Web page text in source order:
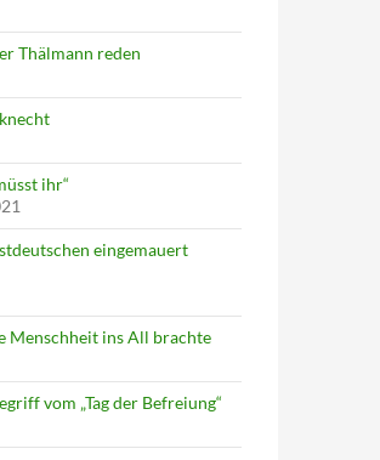
Thälmann reden
ihr“
eingemauert
Menschheit ins All brachte
vom „Tag der Befreiung“